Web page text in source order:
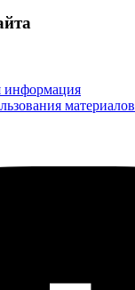
информация
материалов